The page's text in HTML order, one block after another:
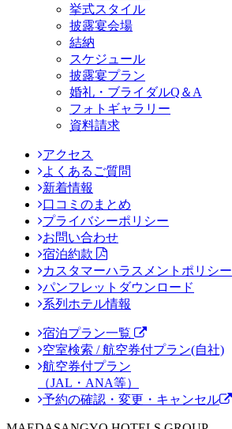
挙式スタイル
披露宴会場
結納
スケジュール
披露宴プラン
婚礼・ブライダルQ＆A
フォトギャラリー
資料請求
アクセス
よくあるご質問
新着情報
口コミのまとめ
プライバシーポリシー
お問い合わせ
宿泊約款
カスタマーハラスメントポリシー
パンフレットダウンロード
系列ホテル情報
宿泊プラン一覧
空室検索 / 航空券付プラン(自社)
航空券付プラン
（JAL・ANA等）
予約の確認・変更・キャンセル